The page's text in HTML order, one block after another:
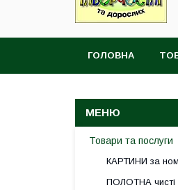
ГОЛОВНА
Товари та послуги
КАРТИНИ за
ПОЛОТНА чисті